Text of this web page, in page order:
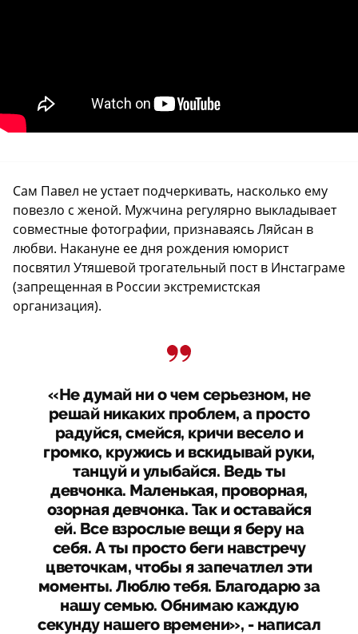
Сам Павел не устает подчеркивать, насколько ему
повезло с женой. Мужчина регулярно выкладывает
совместные фотографии, признаваясь Ляйсан в
любви. Накануне ее дня рождения юморист
посвятил Утяшевой трогательный пост в Инстаграме
(запрещенная в России экстремистская
организация).
«Не думай ни о чем серьезном, не
решай никаких проблем, а просто
радуйся, смейся, кричи весело и
громко, кружись и вскидывай руки,
танцуй и улыбайся. Ведь ты
девчонка. Маленькая, проворная,
озорная девчонка. Так и оставайся
ей. Все взрослые вещи я беру на
себя. А ты просто беги навстречу
цветочкам, чтобы я запечатлел эти
моменты. Люблю тебя. Благодарю за
нашу семью. Обнимаю каждую
секунду нашего времени», - написал